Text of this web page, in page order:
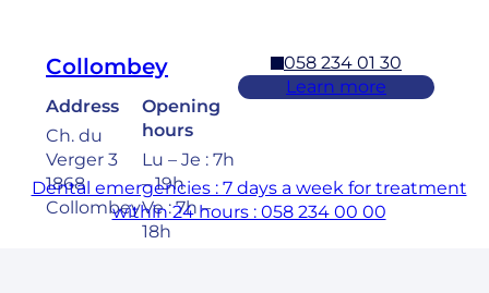
Collombey
Address
Ch. du
Verger 3
1868
Collombey
Opening
hours
Lu – Je : 7h
– 19h
Ve : 7h –
18h
058 234 01 30
Learn more
Dental emergencies : 7 days a week for treatment
within 24 hours : 058 234 00 00